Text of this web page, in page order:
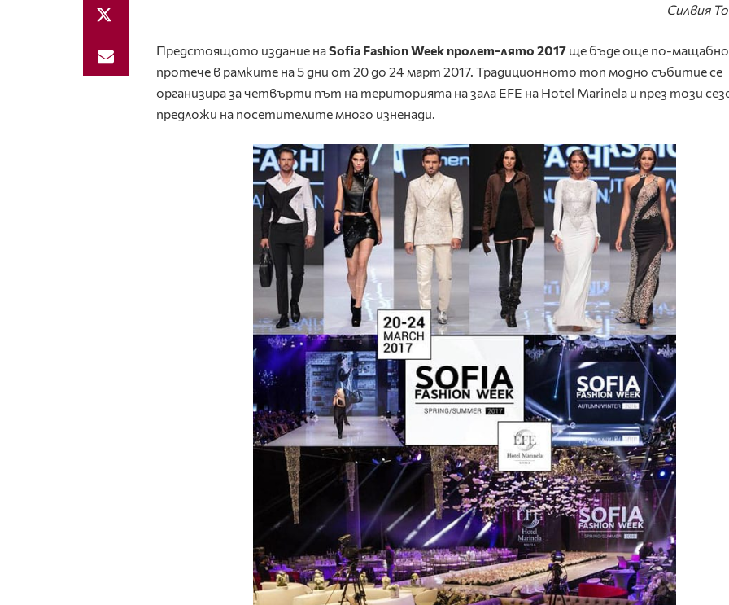
Силвия
Предстоящото издание наSofia Fashion Week пролет-лято 2017 ще бъде още по-
протече в рамките на 5 дни от 20 до 24 март 2017. Традиционното топ модно събитие се
организира за четвърти път на територията на зала EFE на Hotel Marinela и през този
предложи на посетителите много изненади.